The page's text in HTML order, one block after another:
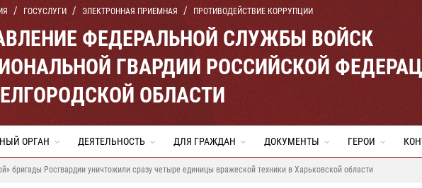
ГОСУСЛУГИ ЭЛЕКТРОННАЯ ПРИЕМНАЯ ПРОТИВОДЕЙСТВИЕ КОРРУПЦИИ
ФЕДЕРАЛЬНОЙ СЛУЖБЫ ВОЙСК
ГВАРДИИ РОССИЙСКОЙ
ОБЛАСТИ
ОРГАН ДЕЯТЕЛЬНОСТЬ ДЛЯ ГРАЖДАН ДОКУМЕНТЫ ГЕРОИ
бригады Росгвардии уничтожили сразу четыре единицы вражеской техники в Харьковской области